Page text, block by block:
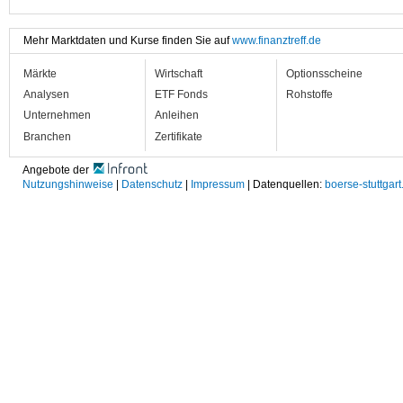
Mehr Marktdaten und Kurse finden Sie aufwww.finanztreff.de
Märkte
Analysen
Unternehmen
Branchen
Wirtschaft
ETF Fonds
Anleihen
Zertifikate
Optionsscheine
Rohstoffe
Angebote der
Nutzungshinweise
Datenschutz Impressum | Datenquellen: boerse-